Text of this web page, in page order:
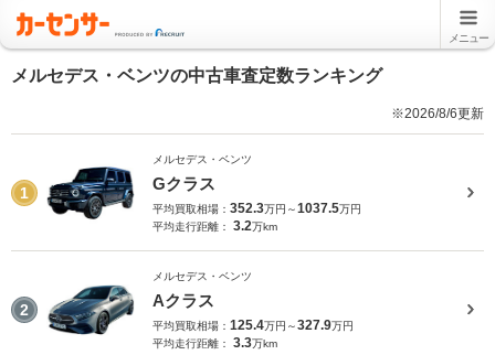
メニュー
メルセデス・ベンツの中古車査定数ランキング
※2026/8/6更新
1
メルセデス・ベンツ
Gクラス
平均買取相場： 352.3万円～1037.5万円
平均走行距離： 3.2万km
2
メルセデス・ベンツ
Aクラス
平均買取相場： 125.4万円～327.9万円
平均走行距離： 3.3万km